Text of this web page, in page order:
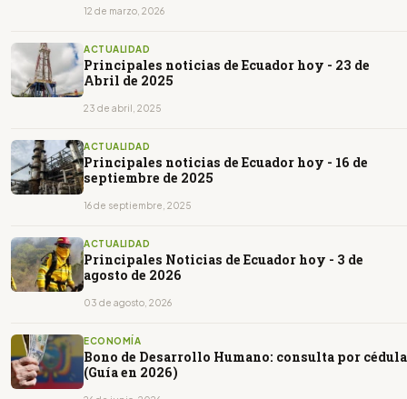
12 de marzo, 2026
ACTUALIDAD
Principales noticias de Ecuador hoy - 23 de
Abril de 2025
23 de abril, 2025
ACTUALIDAD
Principales noticias de Ecuador hoy - 16 de
septiembre de 2025
16 de septiembre, 2025
ACTUALIDAD
Principales Noticias de Ecuador hoy - 3 de
agosto de 2026
03 de agosto, 2026
ECONOMÍA
Bono de Desarrollo Humano: consulta por cédula
(Guía en 2026)